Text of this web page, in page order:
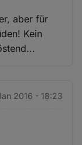
aber für
Kein
2016 - 18:23